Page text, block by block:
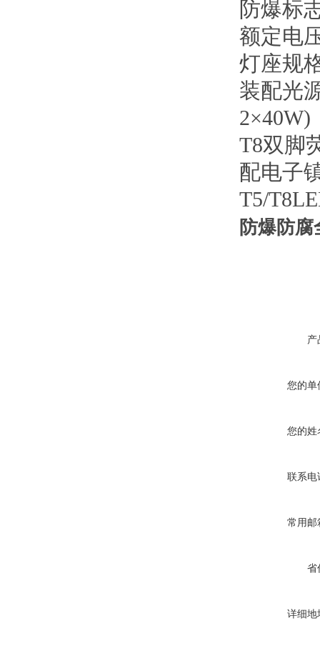
防爆标
额定电
灯座规
装配光
2×40W)
T8双脚
配电子
T5/
防爆防
产
您的单
您的姓
联系电
常用邮
省
详细地